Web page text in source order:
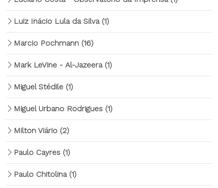
Luiz Inácio Lula da Silva (1)
Marcio Pochmann (16)
Mark LeVine - Al-Jazeera (1)
Miguel Stédile (1)
Miguel Urbano Rodrigues (1)
Milton Viário (2)
Paulo Cayres (1)
Paulo Chitolina (1)